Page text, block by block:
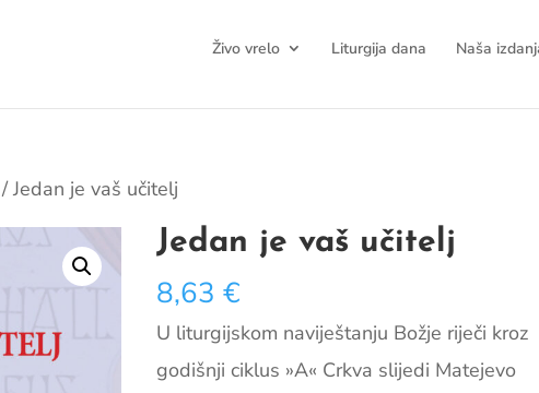
Živo vrelo Liturgija dana Naša
/ Jedan je vaš učitelj
Jedan je vaš učitelj
8,63€
U liturgijskom naviještanju Božje riječi kroz
godišnji ciklus »A« Crkva slijedi Matejevo